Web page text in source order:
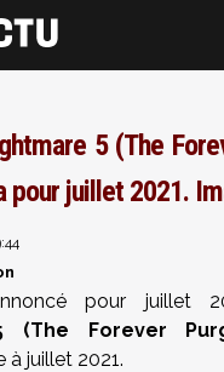
5 (The
pour juillet 2021.
pour juillet
(The Forever
à juillet 2021.